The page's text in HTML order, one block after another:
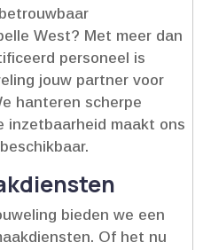
West? Met meer dan
personeel is
jouw partner voor
hanteren scherpe
inzetbaarheid maakt ons
bieden we een
Of het nu